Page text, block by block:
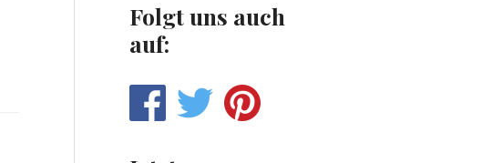
Folgt uns auch
auf: